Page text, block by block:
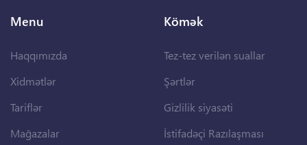
Menu
Haqqımızda
Xidmətlər
Tariflər
Mağazalar
Kömək
Tez-tez verilən suallar
Şərtlər
Gizlilik siyasəti
İstifadəçi Razılaşması